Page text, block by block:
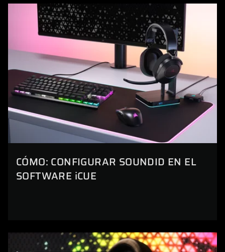
CÓMO: CONFIGURAR SOUNDID EN EL
SOFTWARE iCUE